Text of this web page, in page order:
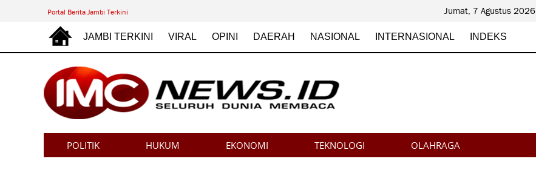
Portal Berita Jambi Terkini Jumat, 7 Agustus 2026
JAMBI TERKINI VIRAL OPINI DAERAH NASIONAL INTERNASIONAL INDEKS
POLITIK HUKUM EKONOMI TEKNOLOGI OLAHRAGA